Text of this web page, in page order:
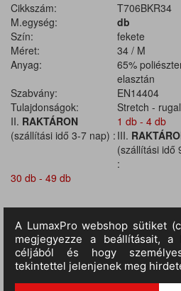
Cikkszám:
T706BKR34
M.egység:
db
Szín:
fekete
Méret:
34 / M
Anyag:
65%
elasztán
Szabvány:
EN14404
Tulajdonságok:
Stretch -
II. RAKTÁRON
(szállítási idő 3-7 nap) :
1 db - 4 db
III.
(szállítási idő
:
30 db - 49 db